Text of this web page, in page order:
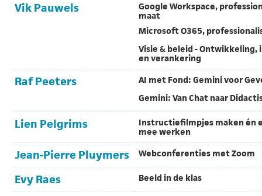
Vik Pauwels
Google Workspace,
maat
Microsoft O365,
Visie & beleid -
en verankering
Raf Peeters
AI met Fond: Gemini voor
Gemini: Van Chat naar
Lien Pelgrims
Instructiefilmpjes maken én
mee werken
Jean-Pierre Pluymers Webconferenties met Zoom
Evy Raes Beeld in de klas